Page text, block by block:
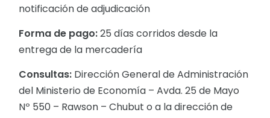
notificación de adjudicación
Forma de pago:25 días corridos desde la
entrega de la mercadería
Consultas: Dirección General de Administración
del Ministerio de Economía – Avda. 25 de Mayo
Nº 550 – Rawson – Chubut o a la dirección de